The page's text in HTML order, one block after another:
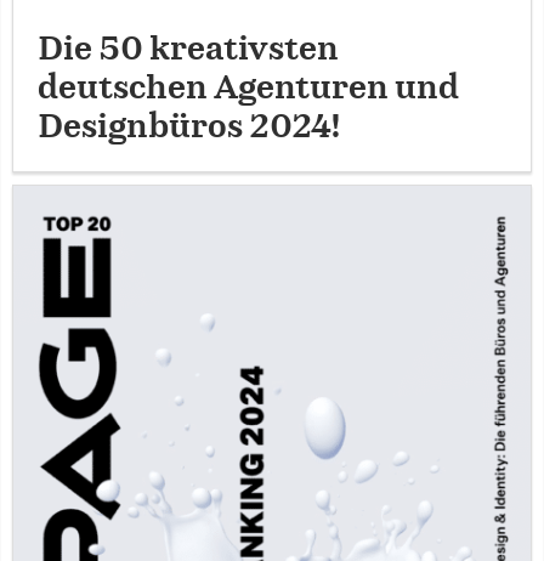
Die 50 kreativsten
deutschen Agenturen und
Designbüros 2024!